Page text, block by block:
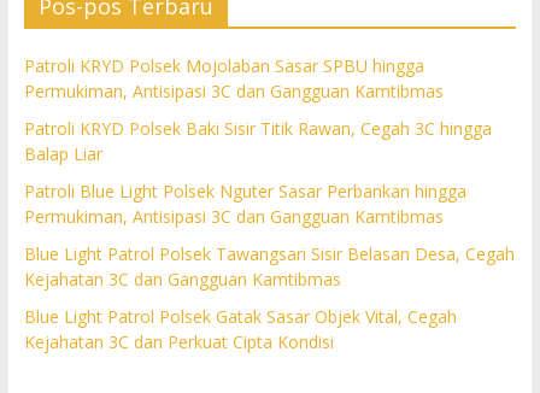
Pos-pos Terbaru
Patroli KRYD Polsek Mojolaban Sasar SPBU hingga
Permukiman, Antisipasi 3C dan Gangguan Kamtibmas
Patroli KRYD Polsek Baki Sisir Titik Rawan, Cegah 3C hingga
Balap Liar
Patroli Blue Light Polsek Nguter Sasar Perbankan hingga
Permukiman, Antisipasi 3C dan Gangguan Kamtibmas
Blue Light Patrol Polsek Tawangsari Sisir Belasan Desa, Cegah
Kejahatan 3C dan Gangguan Kamtibmas
Blue Light Patrol Polsek Gatak Sasar Objek Vital, Cegah
Kejahatan 3C dan Perkuat Cipta Kondisi